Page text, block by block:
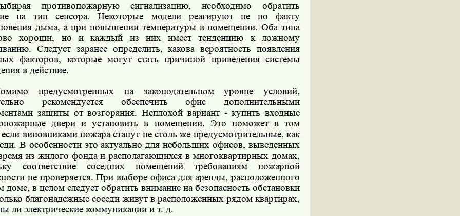
противопожарную сигнализацию, необходимо обратить
на тип сенсора. Некоторые модели реагируют не по факту
дыма, а при повышении температуры в помещении. Оба типа
хороши, но и каждый из них имеет тенденцию к ложному
Следует заранее определить, какова вероятность появления
факторов, которые могут стать причиной приведения системы
в действие.
предусмотренных на законодательном уровне условий,
рекомендуется обеспечить офис дополнительными
защиты от возгорания. Неплохой вариант - купить входные
двери и установить в помещении. Это поможет в том
если виновниками пожара станут не столь же предусмотрительные, как
В особенности это актуально для небольших офисов, выведенных
из жилого фонда и располагающихся в многоквартирных домах,
соответствие соседних помещений требованиям пожарной
не проверяется. При выборе офиса для аренды, расположенного
доме, в целом следует обратить внимание на безопасность обстановки
благонадежные соседи живут в расположенных рядом квартирах,
ли электрические коммуникации и т. д.